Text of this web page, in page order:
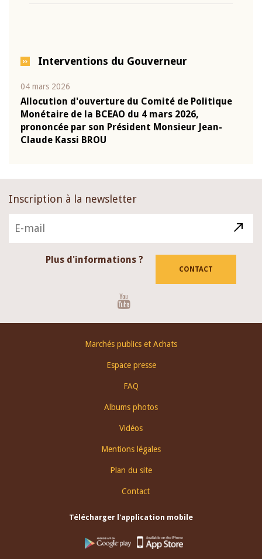
Interventions du Gouverneur
04 mars 2026
Allocution d'ouverture du Comité de Politique
Monétaire de la BCEAO du 4 mars 2026,
prononcée par son Président Monsieur Jean-
Claude Kassi BROU
Inscription à la newsletter
Plus d'informations ?
CONTACT
Marchés publics et Achats
Espace presse
FAQ
Albums photos
Vidéos
Mentions légales
Plan du site
Contact
Télécharger l'application mobile